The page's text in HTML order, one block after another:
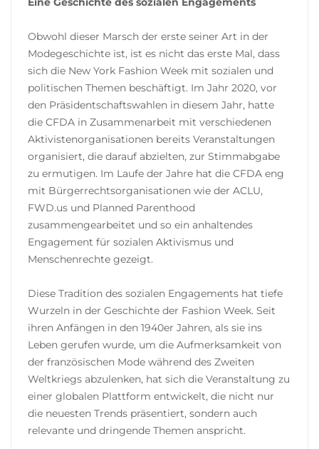
Obwohl dieser Marsch der erste seiner Art in der
Modegeschichte ist, ist es nicht das erste Mal, dass
sich die New York Fashion Week mit sozialen und
politischen Themen beschäftigt. Im Jahr 2020, vor
den Präsidentschaftswahlen in diesem Jahr, hatte
die CFDA in Zusammenarbeit mit verschiedenen
Aktivistenorganisationen bereits Veranstaltungen
organisiert, die darauf abzielten, zur Stimmabgabe
zu ermutigen. Im Laufe der Jahre hat die CFDA eng
mit Bürgerrechtsorganisationen wie der ACLU,
FWD.us und Planned Parenthood
zusammengearbeitet und so ein anhaltendes
Engagement für sozialen Aktivismus und
Menschenrechte gezeigt.
Diese Tradition des sozialen Engagements hat tiefe
Wurzeln in der Geschichte der Fashion Week. Seit
ihren Anfängen in den 1940er Jahren, als sie ins
Leben gerufen wurde, um die Aufmerksamkeit von
der französischen Mode während des Zweiten
Weltkriegs abzulenken, hat sich die Veranstaltung zu
einer globalen Plattform entwickelt, die nicht nur
die neuesten Trends präsentiert, sondern auch
relevante und dringende Themen anspricht.